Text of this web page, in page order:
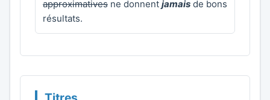
approximatives ne donnent jamais de bons
résultats.